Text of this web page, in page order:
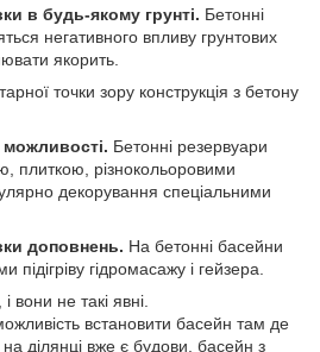
в будь-якому грунті. Бетонні
негативного впливу грунтових
якорить.
точки зору конструкція з бетону
Бетонні резервуари
плиткою, різнокольоровими
декорування спеціальними
доповнень. На бетонні басейни
підігріву гідромасажу і гейзера.
вони не такі явні.
встановити басейн там де
ділянці вже є будови, басейн з